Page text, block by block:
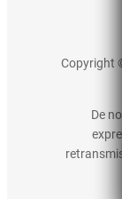
Copyright
De